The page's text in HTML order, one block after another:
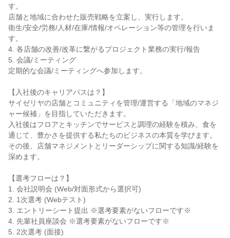
す。
店舗と地域に合わせた販売戦略を立案し、実行します。
衛生/安全/労務/人材/在庫/情報/オペレーション等の管理を行いま
す。
4. 各店舗の改善/改革に繋がるプロジェクト業務の実行/報告
5. 会議/ミーティング
定期的な会議/ミーティングへ参加します。
【入社後のキャリアパスは？】
サイゼリヤの店舗とコミュニティを管理/運営する「地域のマネジ
ャー候補」を目指していただきます。
入社後はフロアとキッチンでサービスと調理の経験を積み、食を
通じて、豊かさを提供する私たちのビジネスの本質を学びます。
その後、店舗マネジメントとリーダーシップに関する知識/経験を
深めます。
【選考フローは？】
1. 会社説明会 (Web/対面形式から選択可)
2. 1次選考 (Webテスト)
3. エントリーシート提出 ※選考要素がないフローです※
4. 先輩社員座談会 ※選考要素がないフローです※
5. 2次選考 (面接)